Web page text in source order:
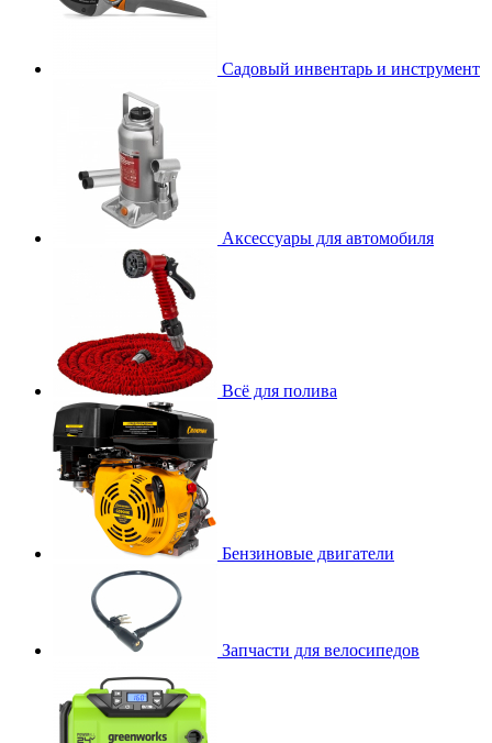
Садовый инвентарь и инструмент
Аксессуары для автомобиля
Всё для полива
Бензиновые двигатели
Запчасти для велосипедов